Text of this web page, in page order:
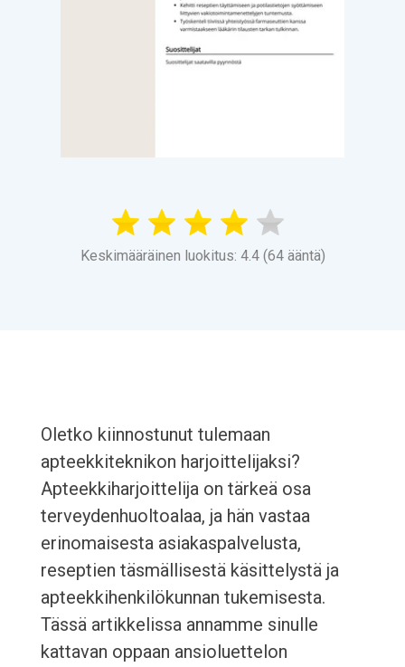
Keskimääräinen luokitus: 4.4 (64 ääntä)
Oletko kiinnostunut tulemaan
apteekkiteknikon harjoittelijaksi?
Apteekkiharjoittelija on tärkeä osa
terveydenhuoltoalaa, ja hän vastaa
erinomaisesta asiakaspalvelusta,
reseptien täsmällisestä käsittelystä ja
apteekkihenkilökunnan tukemisesta.
Tässä artikkelissa annamme sinulle
kattavan oppaan ansioluettelon